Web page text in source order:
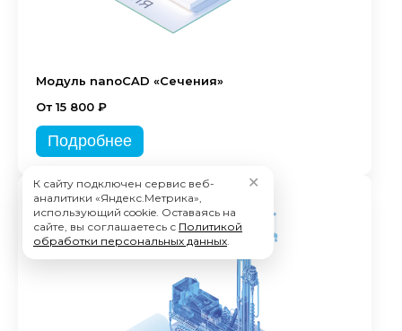
Модуль nanoCAD «Сечения»
От 15 800 ₽
Подробнее
К сайту подключен сервис веб-
аналитики «Яндекс.Метрика»,
использующий cookie. Оставаясь на
сайте, вы соглашаетесь с Политикой
обработки персональных данных.
✕